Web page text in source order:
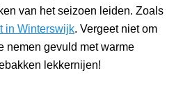
van het seizoen leiden. Zoals
in Winterswijk. Vergeet niet om
nemen gevuld met warme
lekkernijen!